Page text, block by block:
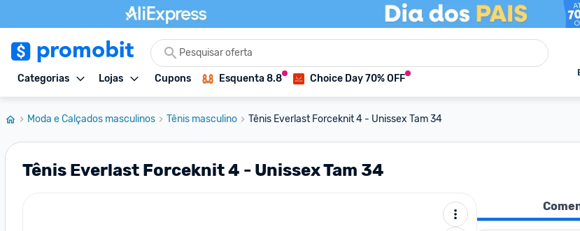
Categorias Lojas Cupons Esquenta 8.8 Choice Day 70% OFF
Moda e Calçados masculinos Tênis masculino Tênis Everlast Forceknit 4 - Unissex Tam 34
Tênis Everlast Forceknit 4 - Unissex Tam 34